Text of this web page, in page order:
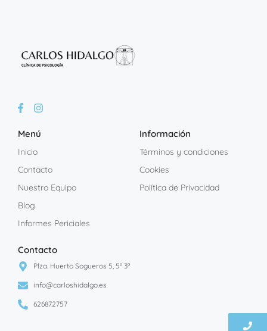
Menú
Inicio
Contacto
Nuestro Equipo
Blog
Informes Periciales
Información
Términos y condiciones
Cookies
Política de Privacidad
Contacto
Plza. Huerto Sogueros 5, 5º 3ª
info@carloshidalgo.es
626872757